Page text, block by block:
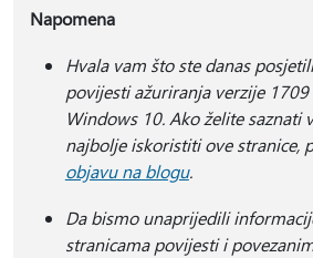
Napomena
Hvala vam što ste danas
povijesti ažuriranja verzije 1709
Windows 10. Ako želite saznati
najbolje iskoristiti ove stranice,
objavu na blogu.
Da bismo unaprijedili
stranicama povijesti i